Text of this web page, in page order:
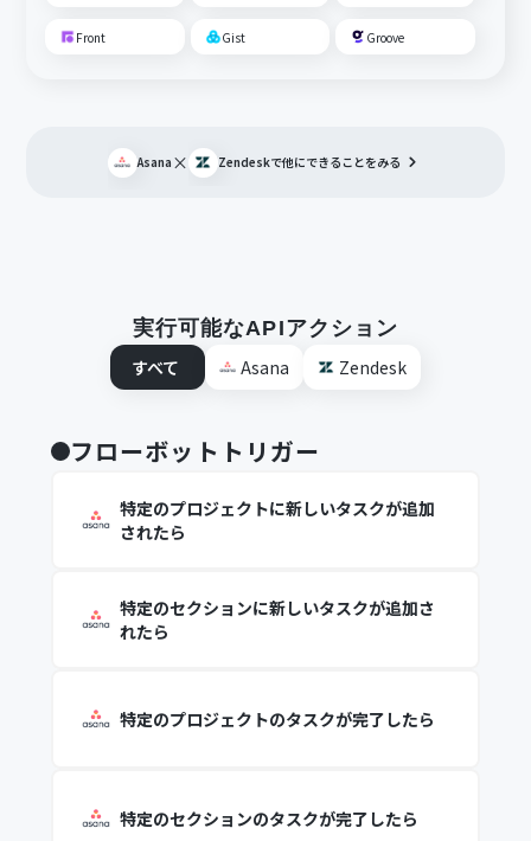
Front Gist Groove
Asana × Zendeskで他にできることをみる
実行可能なAPIアクション
すべて
Asana Zendesk
フローボットトリガー
特定のプロジェクトに新しいタスクが追加
されたら
特定のセクションに新しいタスクが追加さ
れたら
特定のプロジェクトのタスクが完了したら
特定のセクションのタスクが完了したら